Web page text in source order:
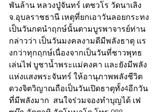
พันล้าน หลวงปู่จันทร์ เตชวโร วัดนาเลิง
จ.อุบลราชธานี เหตุที่ยกเอาวันลอยกระทง
เป็นวันกดนำฤกษ์นั้นตามบูรพาจารย์ท่าน
กล่าวว่า เป็นวันมงคลงามดีมีพลังธาตุ เเร
งกว่าทุกฤกษ์เนื่องจากเป็นวันที่ชาวพุทธ
เล่นไฟ บูชาน้ำพระเเม่คงคา เเละยังมีพลัง
เเห่งเเสงพระจันทร์ ให้อานุภาพพลังชีวิต
ดวงจิตวิญาณถือเป็นวันเปิดธาตุทั้ง4อีกวัน
ที่มีพลังมาก  สนใจร่วมจองทำบุญได้ เฟ